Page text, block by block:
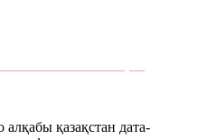
алқабы қазақстан дата-